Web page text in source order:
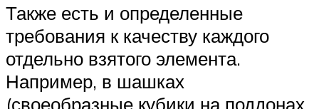
Также есть и определенные
требования к качеству каждого
отдельно взятого элемента.
Например, в шашках
(своеобразные кубики на поддонах,